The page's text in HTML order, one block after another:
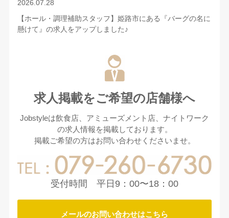
2026.07.28
【ホール・調理補助スタッフ】姫路市にある『バーグの名に
懸けて』の求人をアップしました♪
【軽作業】たつの市にある『河津製麺所』の求人をアップし
【カウンターレディ】神戸市須磨区にある『Bar 102（イチ
マルニ）』の求人をアップしました♪
2026.07.13
【軽作業】姫路にある『白羽製麺』の求人をアップしました
求人掲載をご希望の店舗様へ
Jobstyleは飲食店、アミューズメント店、ナイトワーク
の求人情報を掲載しております。
掲載ご希望の方はお問い合わせくださいませ。
受付時間 平日9：00〜18：00
メールのお問い合わせはこちら